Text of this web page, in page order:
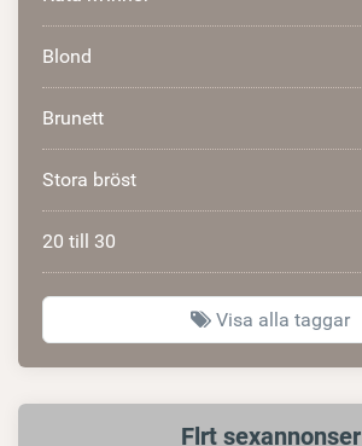
Blond
Brunett
Stora bröst
20 till 30
Visa alla taggar
RelateradFlrt sexannonser